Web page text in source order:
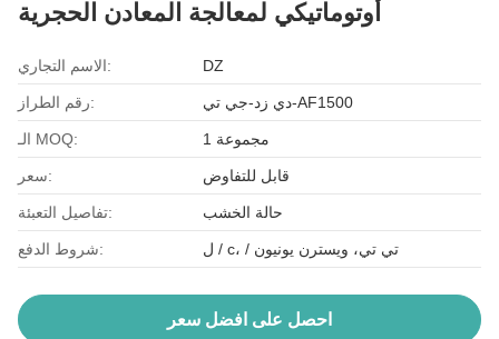
أوتوماتيكي لمعالجة المعادن الحجرية
الاسم التجاري: DZ
رقم الطراز: دي زد-جي تي-AF1500
الـ MOQ: 1 مجموعة
سعر: قابل للتفاوض
تفاصيل التعبئة: حالة الخشب
شروط الدفع: ل / c، / تي تي، ويسترن يونيون
احصل على افضل سعر